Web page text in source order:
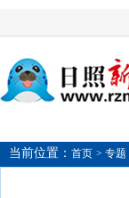
当前位置： 首页 > 专题